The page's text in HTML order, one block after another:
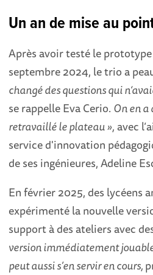
Un an de mise au
Après avoir testé le
septembre 2024, le trio a
changé des questions qui
se rappelle Eva Cerio. On en
retravaillé le plateau »,avec
service d'innovation
de ses ingénieures, Adeline
En février 2025, des lycéens
expérimenté la nouvelle
support à des ateliers avec
version immédiatement
peut aussi s’en servir en cours,